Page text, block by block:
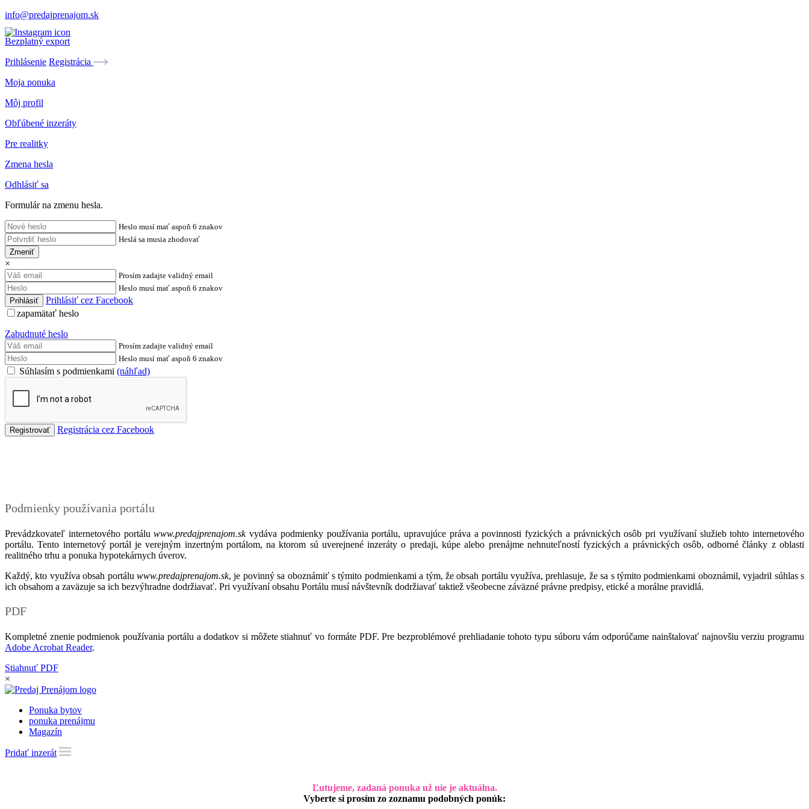
info@predajprenajom.sk
Bezplatný export
Prihlásenie Registrácia
Moja ponuka
Môj profil
Obľúbené inzeráty
Pre realitky
Zmena hesla
Odhlásiť sa
Formulár na zmenu hesla.
Heslo musí mať aspoň 6 znakov
Heslá sa musia zhodovať
Zmeniť
×
Prosím zadajte validný email
Heslo musí mať aspoň 6 znakov
Prihlásiť cez Facebook
zapamätať heslo
Zabudnuté heslo
Prosím zadajte validný email
Heslo musí mať aspoň 6 znakov
Súhlasím s podmienkami (náhľad)
Registrácia cez Facebook
Podmienky používania portálu
Prevádzkovateľ internetového portáluwww.predajprenajom.skvydáva podmienky používania portálu, upravujúce práva a povinnosti fyzických a právnických osôb pri využívaní služieb tohto internetového
portálu. Tento internetový portál je verejným inzertným portálom, na ktorom sú uverejnené inzeráty o predaji, kúpe alebo prenájme nehnuteľností fyzických a právnických osôb, odborné články z oblasti
realitného trhu a ponuka hypotekárnych úverov.
Každý, kto využíva obsah portálu www.predajprenajom.sk, je povinný sa oboznámiť s týmito podmienkami a tým, že obsah portálu využíva, prehlasuje, že sa s týmito podmienkami oboznámil, vyjadril súhlas s
ich obsahom a zaväzuje sa ich bezvýhradne dodržiavať. Pri využívaní obsahu Portálu musí návštevník dodržiavať taktiež všeobecne záväzné právne predpisy, etické a morálne pravidlá.
PDF
Kompletné znenie podmienok používania portálu a dodatkov si môžete stiahnuť vo formáte PDF. Pre bezproblémové prehliadanie tohoto typu súboru vám odporúčame nainštalovať najnovšiu verziu programu
Adobe Acrobat Reader.
Stiahnuť PDF
×
Ponuka bytov
ponuka prenájmu
Magazín
Pridať inzerát
Ľutujeme, zadaná ponuka už nie je aktuálna.
Vyberte si prosím zo zoznamu podobných ponúk: